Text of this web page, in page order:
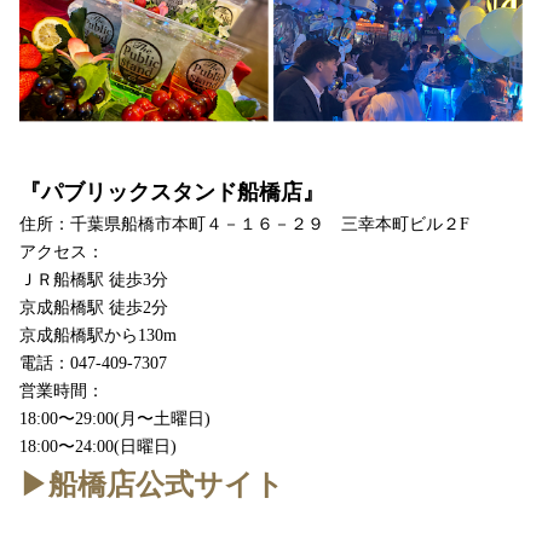
『パブリックスタンド船橋店』
住所：千葉県船橋市本町４－１６－２９ 三幸本町ビル２F
アクセス：
ＪＲ船橋駅 徒歩3分
京成船橋駅 徒歩2分
京成船橋駅から130m
電話：047-409-7307
営業時間：
18:00〜29:00(月〜土曜日)
18:00〜24:00(日曜日)
▶︎船橋店公式サイト